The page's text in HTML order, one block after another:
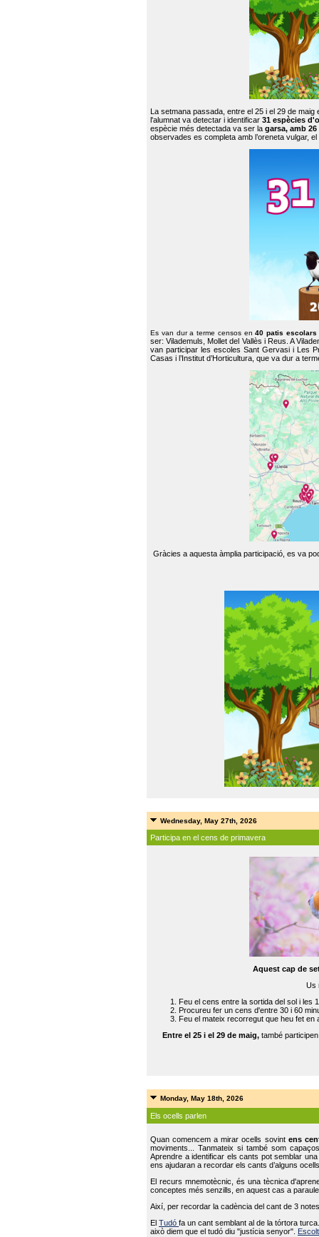
La setmana passada, entre el 25 i el 29 de
l'alumnat va detectar i identificar 31 espècies
espècie més detectada va ser la garsa, amb
observades es completa amb l’oreneta vulgar,
Es van dur a terme censos en40 patis escolars
ser: Vilademuls, Mollet del Vallès i Reus. A
van participar les escoles Sant Gervasi i Les
Casas i l’Institut d’Horticultura, que va dur a
Gràcies a aquesta àmplia participació, es va
Wednesday, May 27th, 2026
Participa en el cens de primavera
Aquest cap de
Us
Feu el cens entre la sortida del sol i les
Procureu fer un cens d'entre 30 i 60
Feu el mateix recorregut que heu fet en
Entre el 25 i el 29 de maig, també
Monday, May 18th, 2026
Els ocells parlen
Quan comencem a mirar ocells sovint ens
moviments... Tanmateix si també som
Aprendre a identificar els cants pot semblar
ens ajudaran a recordar els cants d’alguns
El recurs mnemotècnic, és una tècnica
conceptes més senzills, en aquest cas a
Així, per recordar la cadència del cant de 3
ElTudófa un cant semblant al de la tórtora
això diem que el tudó diu "justícia senyor".